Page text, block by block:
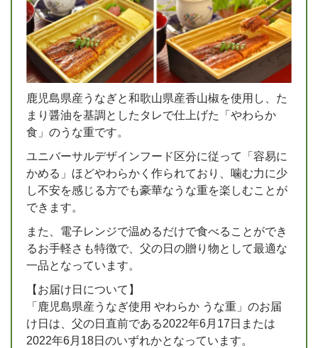
鹿児島県産うなぎと和歌山県産香山椒を使用し、た
まり醤油を基調としたタレで仕上げた「やわらか
食」のうな重です。
ユニバーサルデザインフード区分に従って「容易に
かめる」ほどやわらかく作られており、噛む力に少
し不安を感じる方でも豪華なうな重を楽しむことが
できます。
また、電子レンジで温めるだけで食べることができ
るお手軽さも特徴で、父の日の贈り物として最適な
一品となっています。
【お届け日について】
「鹿児島県産うなぎ使用 やわらか うな重」のお届
け日は、父の日直前である2022年6月17日または
2022年6月18日のいずれかとなっています。